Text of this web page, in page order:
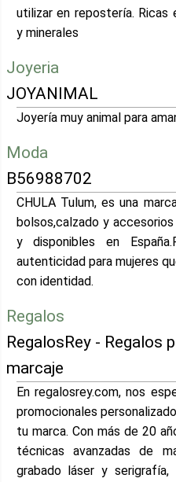
utilizar en repostería. Ricas
y minerales
Joyeria
JOYANIMAL
Joyería muy animal para
Moda
B56988702
CHULA Tulum, es una
bolsos,calzado y
y disponibles en
autenticidad para mujeres
con identidad.
Regalos
RegalosRey - Regalos
marcaje
En regalosrey.com, nos
promocionales
tu marca. Con más de 20
técnicas avanzadas de
grabado láser y